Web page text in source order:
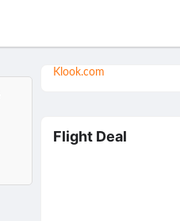
Klook.com
Flight Deal